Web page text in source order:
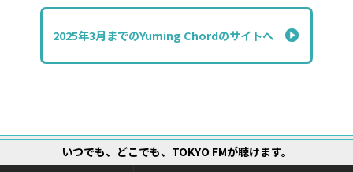
2025年3月までのYuming Chordのサイトへ
いつでも、どこでも、TOKYO FMが聴けます。